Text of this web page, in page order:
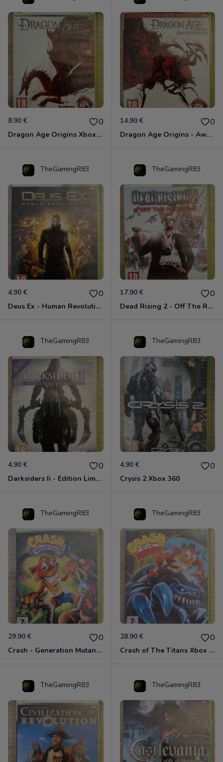
8.90 € 0
Dragon Age Origins Xbox 360
14.90 € 0
Dragon Age Origins - Awakening Xbox 360
TheGamingR83
4.90 € 0
Deus Ex - Human Revolution Xbox 360
TheGamingR83
17.90 € 0
Dead Rising 2 - Off The Record Xbox 360
TheGamingR83
4.90 € 0
Darksiders Ii - Edition Limitée Xbox 360
TheGamingR83
4.90 € 0
Crysis 2 Xbox 360
TheGamingR83
29.90 € 0
Crash - Generation Mutant Xbox 360
TheGamingR83
28.90 € 0
Crash of The Titans Xbox 360
TheGamingR83 TheGamingR83